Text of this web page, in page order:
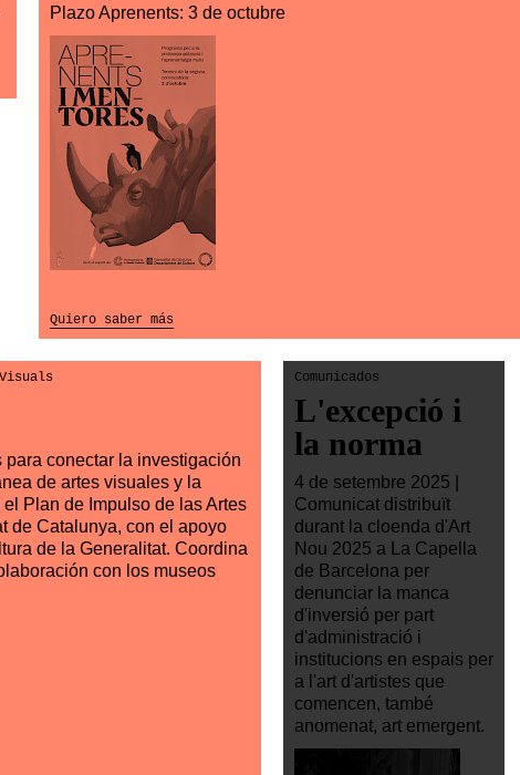
Plazo Aprenents: 3 de octubre
Quiero saber más
para conectar la investigación
de artes visuales y la
Plan de Impulso de las Artes
de Catalunya, con el apoyo
de la Generalitat. Coordina
con los museos
Comunicados
L'excepció i
la norma
4 de setembre 2025 |
Comunicat distribuït
durant la cloenda d'Art
Nou 2025 a La Capella
de Barcelona per
denunciar la manca
d'inversió per part
d'administració i
institucions en espais per
a l'art d'artistes que
comencen, també
anomenat, art emergent.